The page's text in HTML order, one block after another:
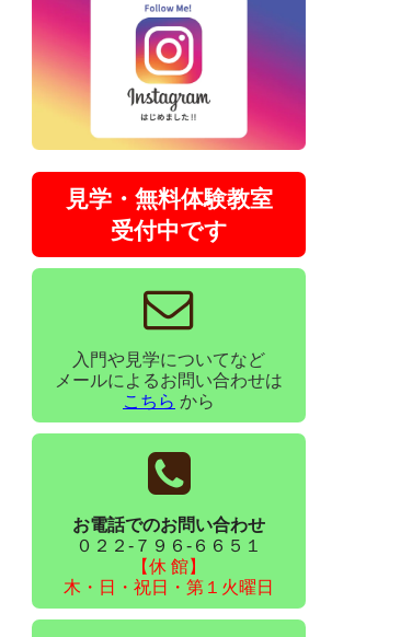
見学・無料体験教室
受付中です
入門や見学についてなど
メールによるお問い合わせは
こちら から
お電話でのお問い合わせ
０２２-７９６-６６５１
【休 館】
木・日・祝日・第１火曜日